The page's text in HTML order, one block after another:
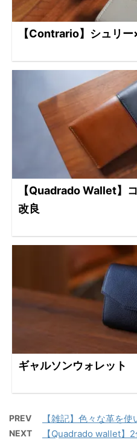
【Contrario】シュリ
【Quadrado Wallet】
改良
ギャルソンウォレット
PREV 【雑記】色々な革を
NEXT 【Quadrado wallet】